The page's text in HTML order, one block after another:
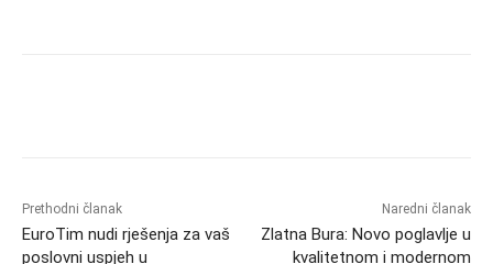
Prethodni članak
EuroTim nudi rješenja za vaš
poslovni uspjeh u
Naredni članak
Zlatna Bura: Novo poglavlje u
kvalitetnom i modernom